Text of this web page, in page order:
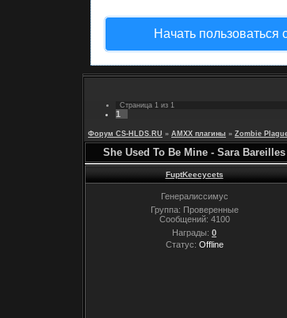
Начать пользоваться
Страница 1 из 1
1
Форум CS-HLDS.RU » AMXX плагины » Zombie
She Used To Be Mine - Sara Bareilles
FuptKeecycets
Генералиссимус
Группа: Проверенные
Сообщений: 4100
Награды: 0
Статус: Offline